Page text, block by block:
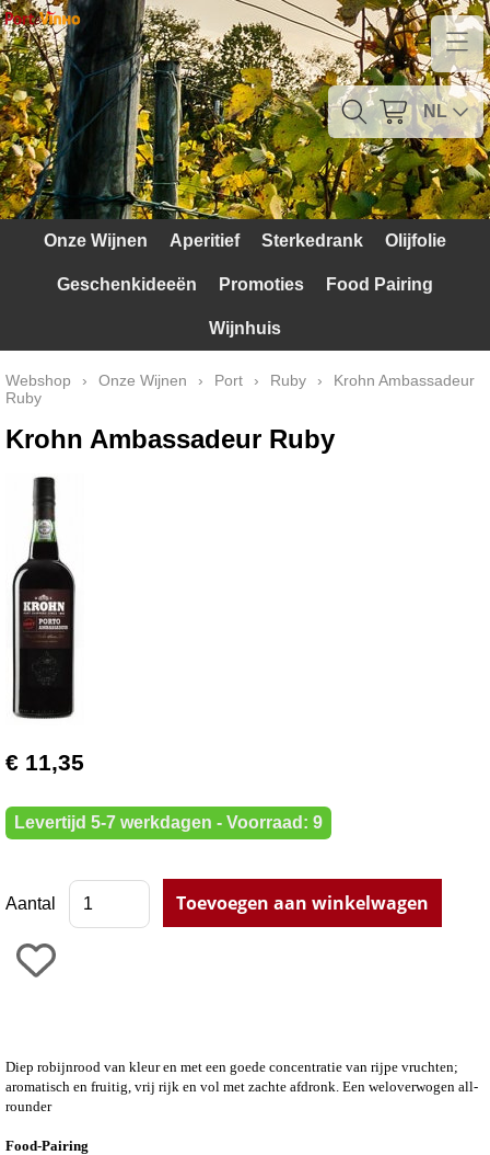
Home
Contact
Mijn account
Verzendkosten
NL
Onze Wijnen Aperitief Sterkedrank Olijfolie
Geschenkideeën Promoties Food Pairing
Wijnhuis
Webshop › Onze Wijnen › Port › Ruby ›
Krohn Ambassadeur
Ruby
Krohn Ambassadeur Ruby
€ 11,35
Levertijd 5-7 werkdagen - Voorraad: 9
Aantal
Diep robijnrood van kleur en met een goede concentratie van rijpe vruchten;
aromatisch en fruitig, vrij rijk en vol met zachte afdronk. Een weloverwogen all-
rounder
Food-Pairing